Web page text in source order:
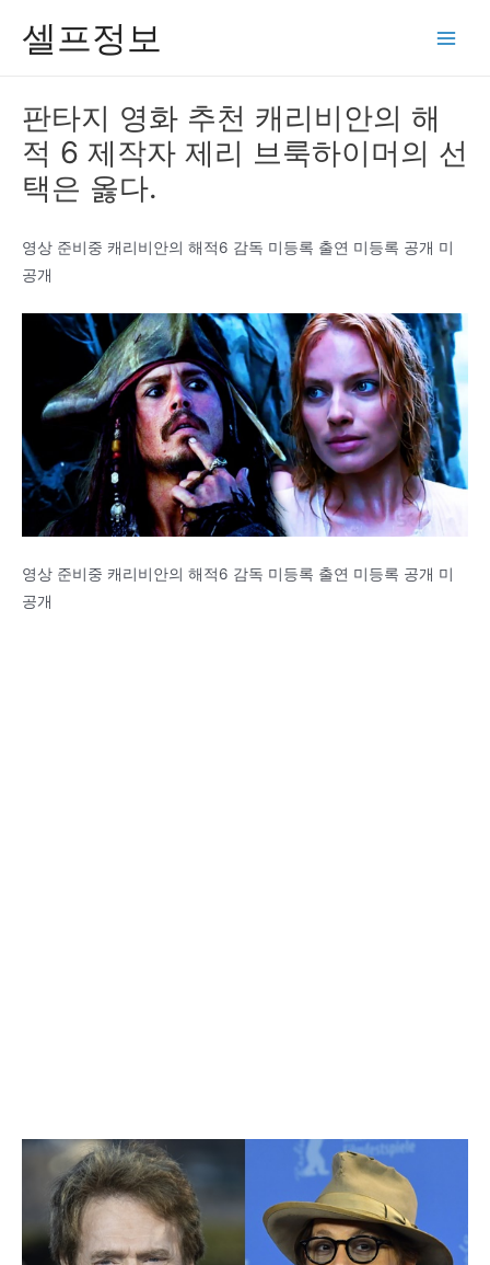
셀프정보
판타지 영화 추천 캐리비안의 해
적 6 제작자 제리 브룩하이머의 선
택은 옳다.
영상 준비중 캐리비안의 해적6 감독 미등록 출연 미등록 공개 미
공개
영상 준비중 캐리비안의 해적6 감독 미등록 출연 미등록 공개 미
공개